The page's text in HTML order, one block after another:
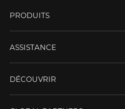
PRODUITS
ASSISTANCE
DÉCOUVRIR